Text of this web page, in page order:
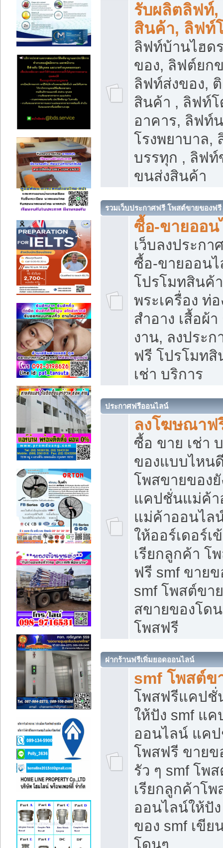
รับผลิตลิฟท์
สินค้า, ลิฟท์
ลิฟท์บ้านไฮด
ของ, ลิฟต์ยก
ลิฟท์ส่งของ,
สินค้า , ลิฟท์
อาคาร, ลิฟท์
โรงพยาบาล,
บรรทุก , ลิฟ
ขนส่งสินค้า
รวมเว็บประกาศฟรี โพสต์ขายของฟรี
ซื้อ-ขายออน
เว็บลงประก
ซื้อ-ขายออน
โปรโมทสินค้
พระเครื่อง ท่อ
สำอาง เสื้อผ้
งาน, ลงประ
ฟรี โปรโมท
เช่า บริการ
ประกาศฟรีออนไลน์
ลงโฆษณาฟ
ซื้อ ขาย เช่า
ของแบบไหน
โพสขายของยั
แคปชั่นแม่ค้
แม่ค้าออนไล
ให้ออร์เดอร์เ
เรียกลูกค้า โ
ฟรี smf ขาย
smf โพสต์ขา
สขายของโด
โพสฟรี
ฝากร้านฟรีเพิ่มยอดออนไลน์
smf โพสต์ข
โพสฟรีแคปชั่
ให้ปัง smf แ
ออนไลน์ แค
โพสฟรี ขายข
รัว ๆ smf โพ
เรียกลูกค้าโ
ออนไลน์ให้ปั
ของ smf เขี
โดนๆ